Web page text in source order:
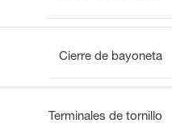
Cierre de bayoneta
Terminales de tornillo